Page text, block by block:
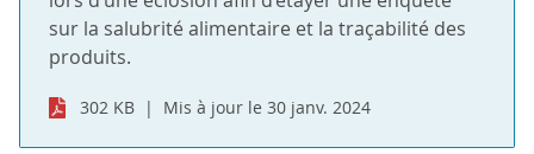
sur la salubrité alimentaire et la traçabilité des
produits.
302 KB Mis à jour le 30 janv. 2024